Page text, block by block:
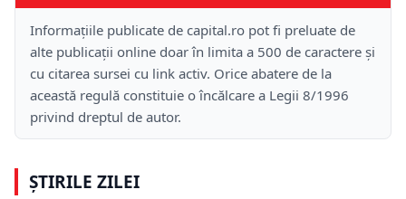
Informațiile publicate de capital.ro pot fi preluate de
alte publicații online doar în limita a 500 de caractere și
cu citarea sursei cu link activ. Orice abatere de la
această regulă constituie o încălcare a Legii 8/1996
privind dreptul de autor.
ȘTIRILE ZILEI